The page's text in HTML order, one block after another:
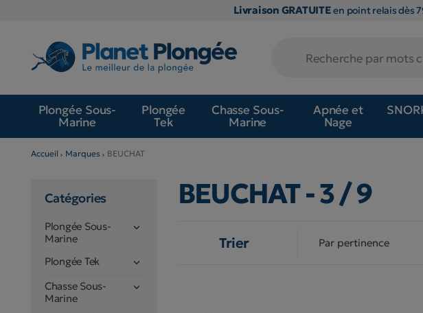
Livraison GRATUITEen point relais dès
Plongée Sous-
Marine
Plongée
Tek
Chasse Sous-
Marine
Apnée et
Nage
Accueil Marques BEUCHAT
Catégories
Plongée Sous-
Marine

Plongée Tek 
Chasse Sous-
Marine

BEUCHAT- 3 / 9
Trier Par pertinence